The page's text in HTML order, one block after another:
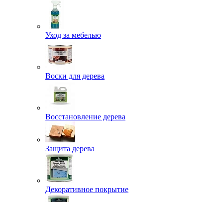
Уход за мебелью
Воски для дерева
Восстановление дерева
Защита дерева
Декоративное покрытие